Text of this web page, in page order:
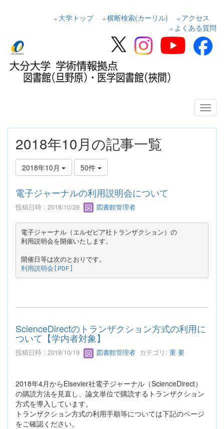
大学トップ 横断検索(カーリル)
アクセス
よくある質問
2018年10月の記事一覧
2018年10月 50件
電子ジャーナルの利用説明会について
投稿日時 : 2018/10/29 図書館管理者
電子ジャーナル（エルゼビア社トランザクション）の
開催日等は次のとおりです。
利用説明会[PDF]
ScienceDirectのトランザクション方式の利用に
ついて【学内者対象】
投稿日時 : 2018/10/19 図書館管理者 カテゴリ: 重 要
2018年4月からElsevier社電子ジャーナル（ScienceDirect）
の購読方法を見直し、論文単位で購読するトランザクション
方式を導入しています。
トランザクション方式の利用手順等については下記のページ
をご確認ください。